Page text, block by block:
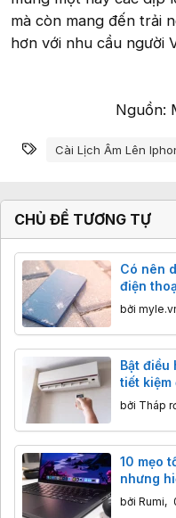
mà còn mang đến trải
hơn với nhu cầu người
Nguồn:
Từ khóa
Cài Lịch Âm Lên
CHỦ ĐỀ TƯƠNG TỰ
Có nên
điện
bởi
Bật điều
tiết kiệm
bởi Tháp
10 mẹo
nhưng
bởi Rumi,